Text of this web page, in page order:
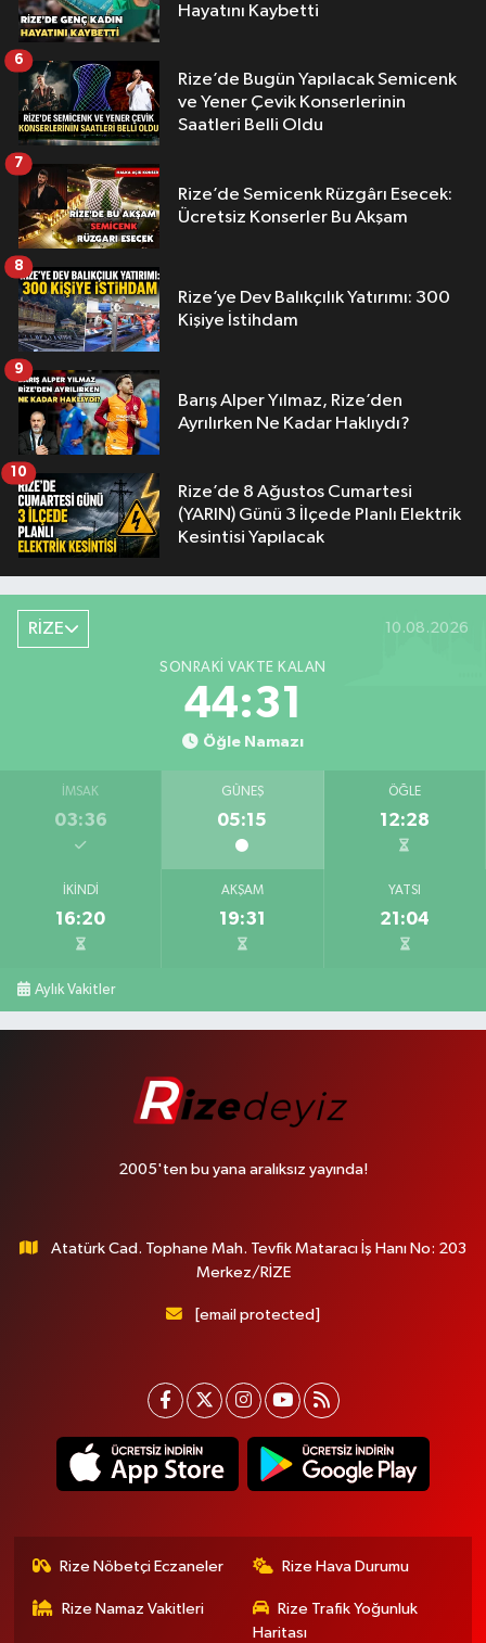
Hayatını Kaybetti
Rize’de Bugün Yapılacak Semicenk
ve Yener Çevik Konserlerinin
Saatleri Belli Oldu
6
Rize’de Semicenk Rüzgârı Esecek:
Ücretsiz Konserler Bu Akşam
7
Rize’ye Dev Balıkçılık Yatırımı: 300
Kişiye İstihdam
8
Barış Alper Yılmaz, Rize’den
Ayrılırken Ne Kadar Haklıydı?
9
Rize’de 8 Ağustos Cumartesi
(YARIN) Günü 3 İlçede Planlı Elektrik
Kesintisi Yapılacak
10
RİZE 10.08.2026
SONRAKI VAKTE KALAN
44:30
Öğle Namazı
İMSAK
03:36
GÜNEŞ
05:15
ÖĞLE
12:28
İKINDI
16:20
AKŞAM
19:31
YATSI
21:04
Aylık Vakitler
2005'ten bu yana aralıksız yayında!
Atatürk Cad. Tophane Mah. Tevfik Mataracı İş Hanı No: 203
Merkez/RİZE
[email protected]
Rize Nöbetçi Eczaneler Rize Hava Durumu
Rize Namaz Vakitleri
Rize Trafik Yoğunluk
Haritası